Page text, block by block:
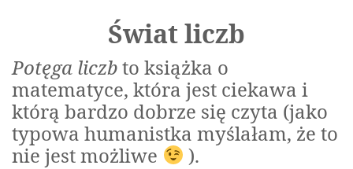
Świat liczb
Potęga liczbto książka o
matematyce, która jest ciekawa i
którą bardzo dobrze się czyta (jako
typowa humanistka myślałam, że to
nie jest możliwe
).